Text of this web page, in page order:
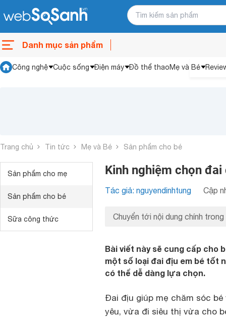
Danh mục sản phẩm
Công nghệ Cuộc sống Điện máy Đồ thể thaoMẹ và Bé
Trang chủ Tin tức Mẹ và Bé Sản phẩm cho bé
Sản phẩm cho mẹ
Sản phẩm cho bé
Sữa công thức
Kinh nghiệm chọn
Tác giả: nguyendinhtung Cập
Chuyển tới nội dung chính trong
Bài viết này sẽ cung cấp cho
một số loại đai địu em bé tốt
có thể dễ dàng lựa chọn.
Đai địu giúp mẹ chăm sóc
yêu, vừa đi siêu thị vừa cho